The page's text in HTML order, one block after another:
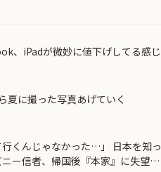
、iPadが微妙に値下げしてる感じ
夏に撮った写真あげていく
くんじゃなかった…」 日本を知っ
ー信者、帰国後『本家』に失望す